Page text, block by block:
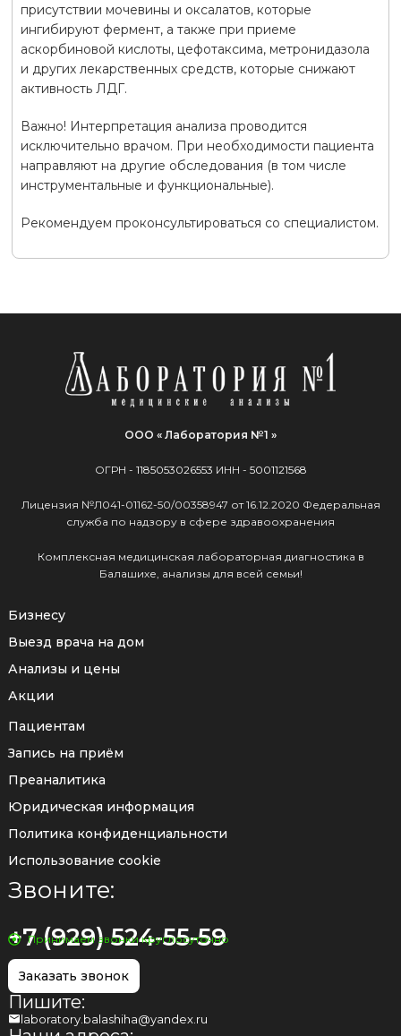
присутствии мочевины и оксалатов, которые
ингибируют фермент, а также при приеме
аскорбиновой кислоты, цефотаксима, метронидазола
и других лекарственных средств, которые снижают
активность ЛДГ.
Важно! Интерпретация анализа проводится
исключительно врачом. При необходимости пациента
направляют на другие обследования (в том числе
инструментальные и функциональные).
Рекомендуем проконсультироваться со специалистом.
ООО « Лаборатория №1 »
ОГРН - 1185053026553 ИНН - 5001121568
Лицензия №Л041-01162-50/00358947 от 16.12.2020 Федеральная
служба по надзору в сфере здравоохранения
Комплексная медицинская лабораторная диагностика в
Балашихе, анализы для всей семьи!
Бизнесу
Выезд врача на дом
Анализы и цены
Акции
Пациентам
Запись на приём
Преаналитика
Юридическая информация
Политика конфиденциальности
Использование cookie
Звоните:
+7 (929) 524-55-59
Принимаем звонки круглосуточно
Заказать звонок
Пишите:
laboratory.balashiha@yandex.ru